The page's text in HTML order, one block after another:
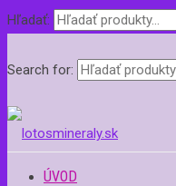
Hľadať:
Search for:
ÚVOD